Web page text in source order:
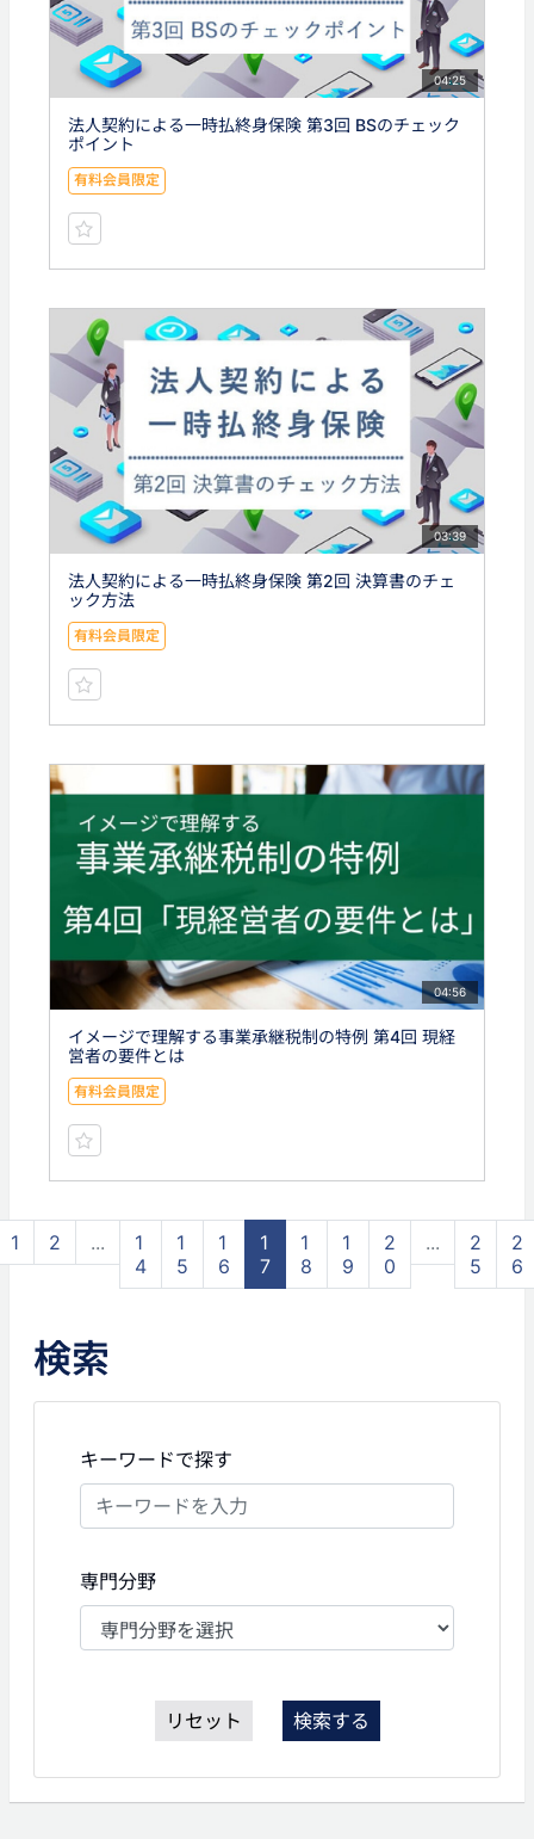
04:25
法人契約による一時払終身保険 第3回 BSのチェック
ポイント
有料会員限定
03:39
法人契約による一時払終身保険 第2回 決算書のチェ
ック方法
有料会員限定
04:56
イメージで理解する事業承継税制の特例 第4回 現経
営者の要件とは
有料会員限定
1 2 ...
1
4
1
5
1
6
1
7
1
8
1
9
2
0
...
2
5
2
6
検索
キーワードで探す
専門分野
リセット 検索する